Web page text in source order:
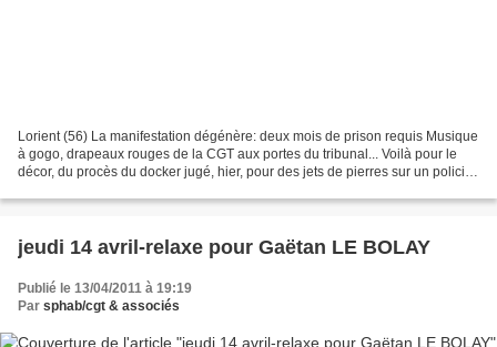
Lorient (56) La manifestation dégénère: deux mois de prison requis Musique
à gogo, drapeaux rouges de la CGT aux portes du tribunal... Voilà pour le
décor, du procès du docker jugé, hier, pour des jets de pierres sur un policier
jeudi 14 avril-relaxe pour Gaëtan LE BOLAY
Publié le 13/04/2011 à 19:19
Par sphab/cgt & associés